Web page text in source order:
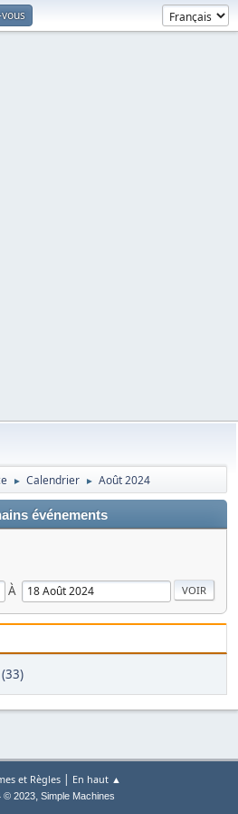
► Calendrier ► Août 2024
événements
À
et Règles| En haut ▲
© 2023, Simple Machines